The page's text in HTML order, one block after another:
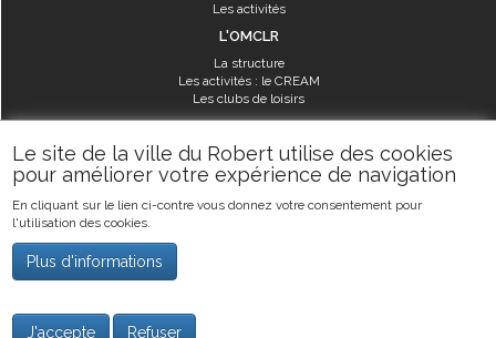
Le site de la ville du Robert utilise des cookies
pour améliorer votre expérience de navigation
En cliquant sur le lien ci-contre vous donnez votre consentement pour
l'utilisation des cookies.
Plus d'informations
J'accepte Refuser
Les activités
L'OMCLR
La structure
Les activités : le CREAM
Les clubs de loisirs
SPORT
Les équipements sportifs
Les aménagements municipaux
Les activités
©2019Ville du Robert